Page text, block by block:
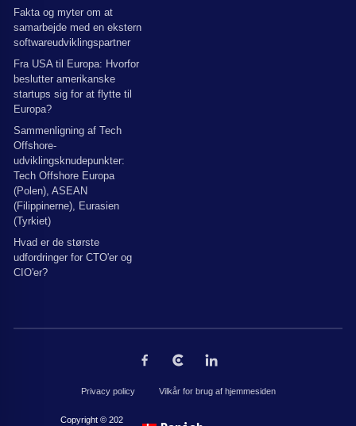
Fakta og myter om at
samarbejde med en ekstern
softwareudviklingspartner
Fra USA til Europa: Hvorfor
beslutter amerikanske
startups sig for at flytte til
Europa?
Sammenligning af Tech
Offshore-
udviklingsknudepunkter:
Tech Offshore Europa
(Polen), ASEAN
(Filippinerne), Eurasien
(Tyrkiet)
Hvad er de største
udfordringer for CTO'er og
CIO'er?
Privacy policy Vilkår for brug af hjemmesiden
Copyright © 2026 af The Codest. Alle rettigheder forbeholdes.